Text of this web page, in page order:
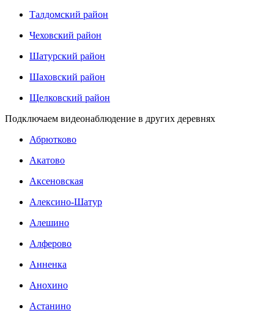
Талдомский район
Чеховский район
Шатурский район
Шаховский район
Щелковский район
Подключаем видеонаблюдение в других деревнях
Абрютково
Акатово
Аксеновская
Алексино-Шатур
Алешино
Алферово
Анненка
Анохино
Астанино